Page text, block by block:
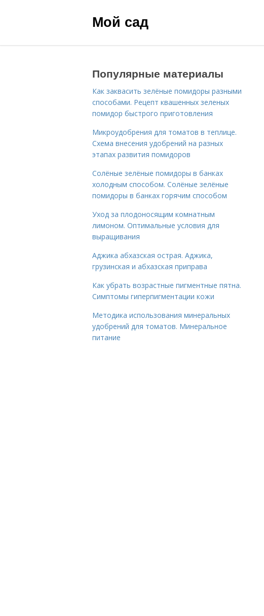
Мой сад
Популярные материалы
Как заквасить зелёные помидоры разными
способами. Рецепт квашенных зеленых
помидор быстрого приготовления
Микроудобрения для томатов в теплице.
Схема внесения удобрений на разных
этапах развития помидоров
Солёные зелёные помидоры в банках
холодным способом. Солёные зелёные
помидоры в банках горячим способом
Уход за плодоносящим комнатным
лимоном. Оптимальные условия для
выращивания
Аджика абхазская острая. Аджика,
грузинская и абхазская приправа
Как убрать возрастные пигментные пятна.
Симптомы гиперпигментации кожи
Методика использования минеральных
удобрений для томатов. Минеральное
питание